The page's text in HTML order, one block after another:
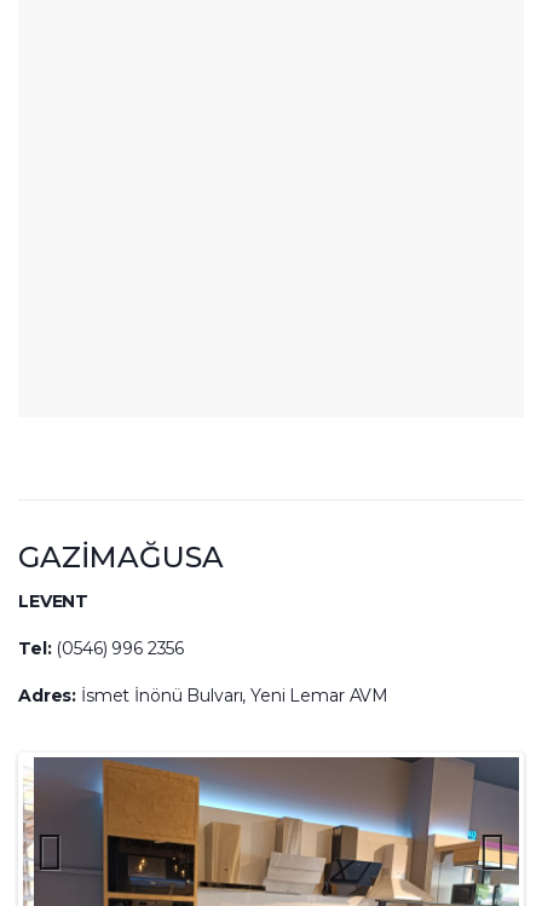
GAZİMAĞUSA
LEVENT
Tel:(0546) 996 2356
Adres: İsmet İnönü Bulvarı, Yeni Lemar AVM
Next